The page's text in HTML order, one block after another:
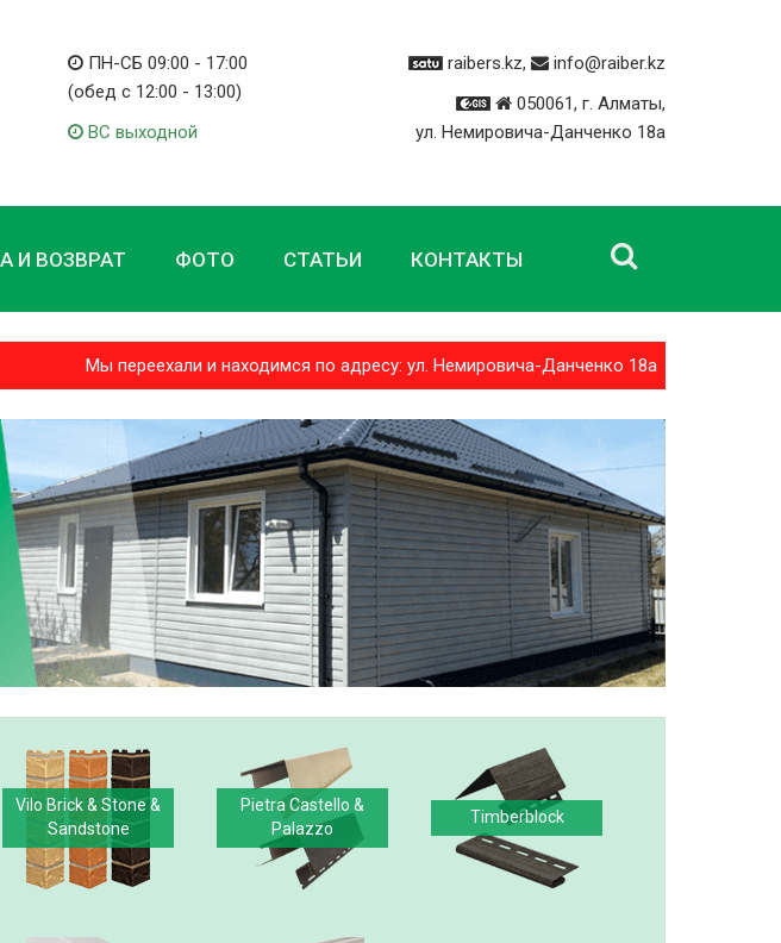
ПН-СБ 09:00 - 17:00
(обед с 12:00 - 13:00)
ВС выходной
raibers.kz,
info@raiber.kz
050061, г. Алматы,
ул. Немировича-Данченко 18а
И ВОЗВРАТ ФОТО СТАТЬИ КОНТАКТЫ
Мы переехали и находимся по адресу: ул. Немировича-Данченко 18а Доставка
Vilo Brick & Stone &
Sandstone
Pietra Castello &
Palazzo
Timberblock